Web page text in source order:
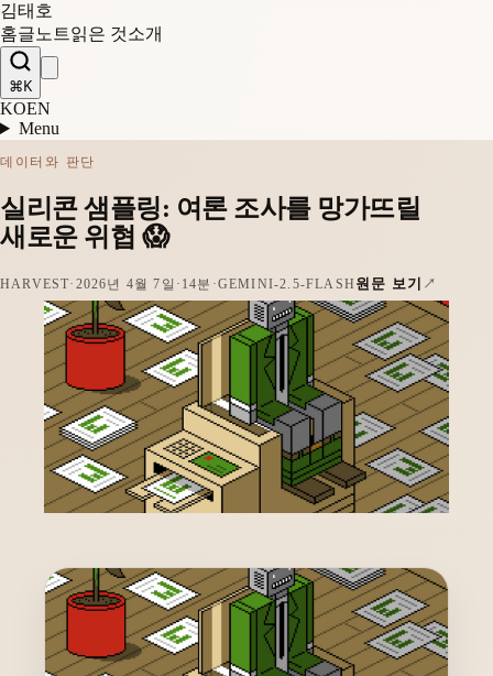
김태호
홈글 노트읽은 것소개
⌘K
KOEN
Menu
데이터와 판단
실리콘 샘플링: 여론 조사를 망가뜨릴
새로운 위협 😱
HARVEST· 2026년 4월 7일 · 14분 ·GEMINI-2.5-FLASH 원문 보기